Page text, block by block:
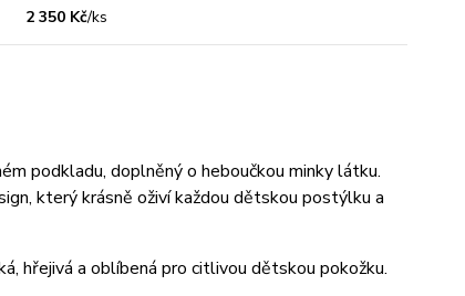
2 350 Kč/ks
podkladu, doplněný o heboučkou minky látku.
který krásně oživí každou dětskou postýlku a
hřejivá a oblíbená pro citlivou dětskou pokožku.